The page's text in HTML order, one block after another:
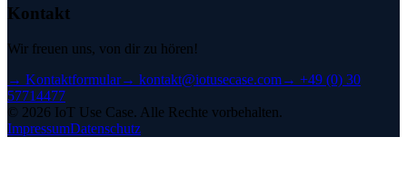
Kontakt
Wir freuen uns, von dir zu hören!
→ Kontaktformular→ kontakt@iotusecase.com→ +49 (0) 30
57714477
© 2026 IoT Use Case. Alle Rechte vorbehalten.
ImpressumDatenschutz